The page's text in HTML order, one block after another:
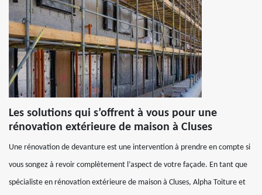
Les solutions qui s’offrent à vous pour une
rénovation extérieure de maison à Cluses
Une rénovation de devanture est une intervention à prendre en compte si
vous songez à revoir complètement l’aspect de votre façade. En tant que
spécialiste en rénovation extérieure de maison à Cluses, Alpha Toiture et